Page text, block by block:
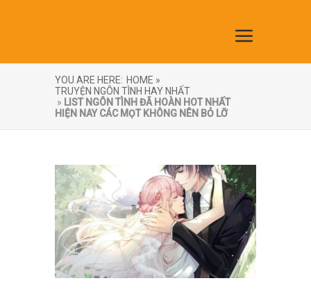
YOU ARE HERE: HOME »
TRUYỆN NGÔN TÌNH HAY NHẤT
» LIST NGÔN TÌNH ĐÃ HOÀN HOT NHẤT
HIỆN NAY CÁC MỌT KHÔNG NÊN BỎ LỠ